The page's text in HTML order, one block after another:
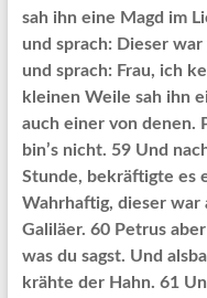
sah ihn eine Magd im
und sprach: Dieser
und sprach: Frau, ich
kleinen Weile sah ihn
auch einer von denen.
bin’s nicht. 59 Und
Stunde, bekräftigte es
Wahrhaftig, dieser war
Galiläer. 60 Petrus
was du sagst. Und
krähte der Hahn. 61